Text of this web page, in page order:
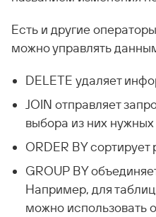
Есть и другие
можно управлять
DELETE удаляет
JOIN отправляет
выбора из них
ORDER BY
GROUP BY
Например, для
можно использовать